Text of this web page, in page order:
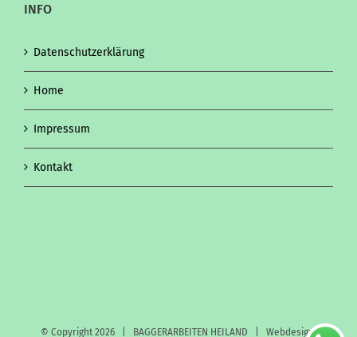
INFO
Datenschutzerklärung
Home
Impressum
Kontakt
© Copyright 2026 | BAGGERARBEITEN HEILAND | Webdesign: